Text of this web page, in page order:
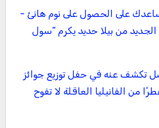
على الحصول على نوم هانئ -
الجديد من بيلا حديد يكرم “سول
تكشف عنه في حفل توزيع جوائز
عطرًا من الفانيليا العاقلة لا تفوح